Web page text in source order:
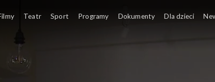
Teatr Sport Programy Dokumenty Dla dzieci